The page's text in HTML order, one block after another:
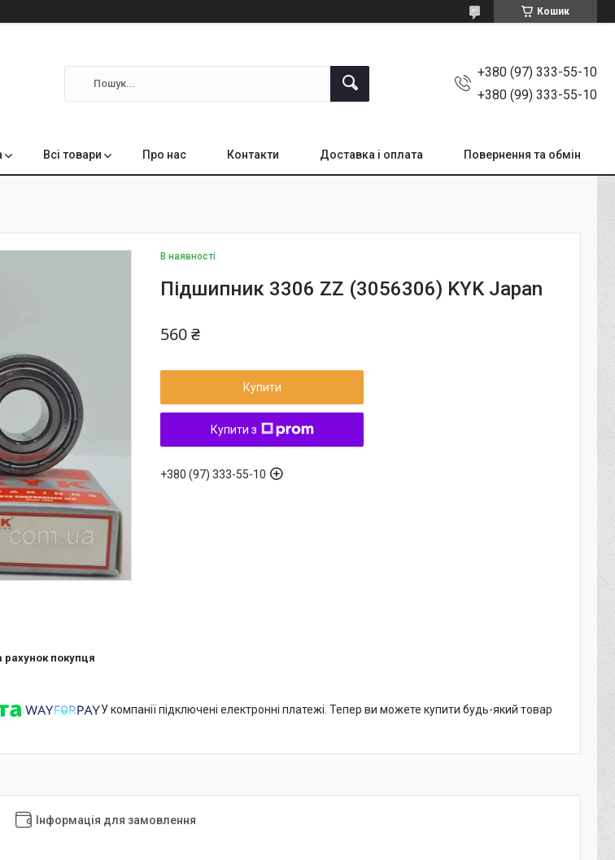
Кошик
+380 (97) 333-55-10
+380 (99) 333-55-10
Всі товари Про нас Контакти Доставка і оплата Повернення та обмін
В наявності
Підшипник 3306 ZZ (3056306) KYK Japan
560 ₴
Купити
Купити з
+380 (97) 333-55-10
рахунок покупця
У компанії підключені електронні платежі. Тепер ви можете купити будь-який товар
Інформація для замовлення